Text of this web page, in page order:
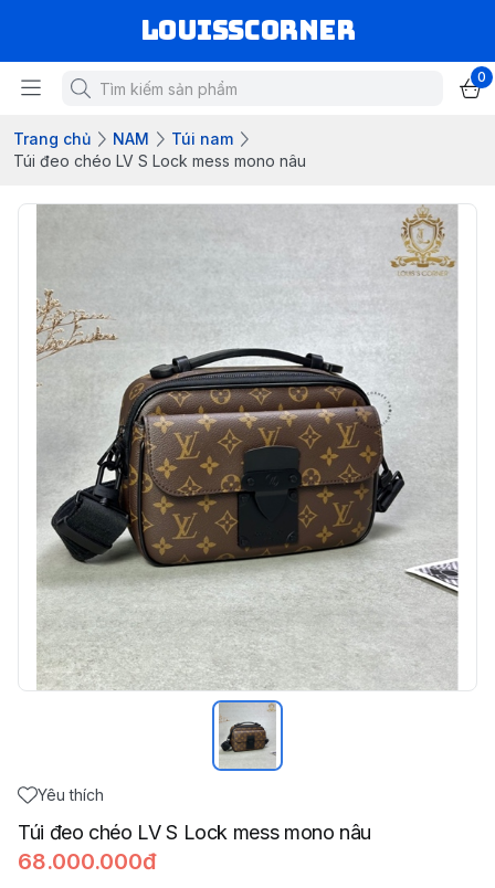
louisscorner
0
Trang chủ NAM
Túi nam
Túi đeo chéo LV S Lock mess mono nâu
Yêu thích
Túi đeo chéo LV S Lock mess mono nâu
68.000.000đ